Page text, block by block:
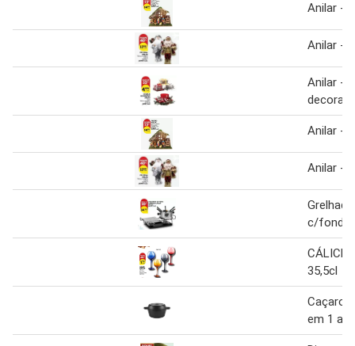
Anilar -
Anilar -
Anilar -
Anilar -
Anilar -
c/
CÁLICE
35,5cl
em 1